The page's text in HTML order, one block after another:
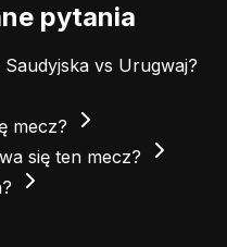
pytania
vs Urugwaj?
mecz?
się ten mecz?